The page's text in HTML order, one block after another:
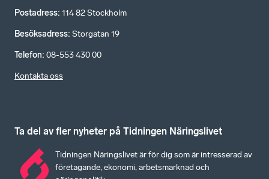
Postadress: 114 82 Stockholm
Besöksadress: Storgatan 19
Telefon: 08-553 430 00
Kontakta oss
Ta del av fler nyheter på Tidningen Näringslivet
Tidningen Näringslivet är för dig som är intresserad av
företagande, ekonomi, arbetsmarknad och